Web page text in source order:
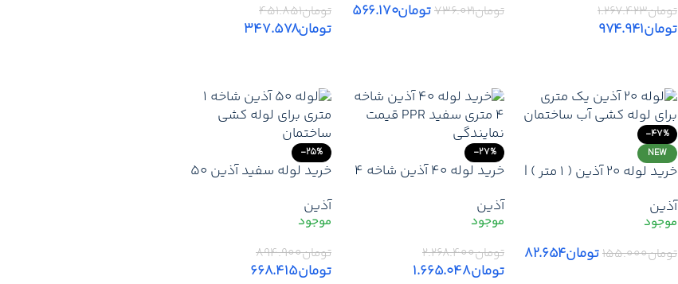
تومان۱.۲۶۷.۴۲۳
تومان۹۷۴.۹۴۱
تومان۷۳۶.۰۲۱تومان۵۶۶.۱۷۰ تومان۴۵۱.۸۵۱
تومان۳۴۷.۵۷۸
-47%
NEW
خرید لوله 20 آذین ( 1 متر ) |
20 + نمایندگی آذین +
ارزانترین قیمت بازار + ارسال
سریع
آذین
تومان۱۵۵.۰۰۰تومان۸۲.۶۵۴
-27%
خرید لوله 40 آذین شاخه 4
آذین – نمایندگی + ارزانترین
قیمت بازار + ارسال سریع
آذین
تومان۲.۲۶۸.۴۰۰
تومان۱.۶۶۵.۰۴۸
-25%
خرید لوله سفید آذین 50
نمایندگی آذین + زیر قیمت
بازار + ارسال سریع
آذین
تومان۸۹۴.۹۰۰
تومان۶۶۸.۴۱۵